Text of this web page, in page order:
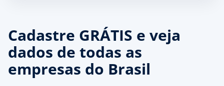
Cadastre GRÁTIS e veja
dados de todas as
empresas do Brasil